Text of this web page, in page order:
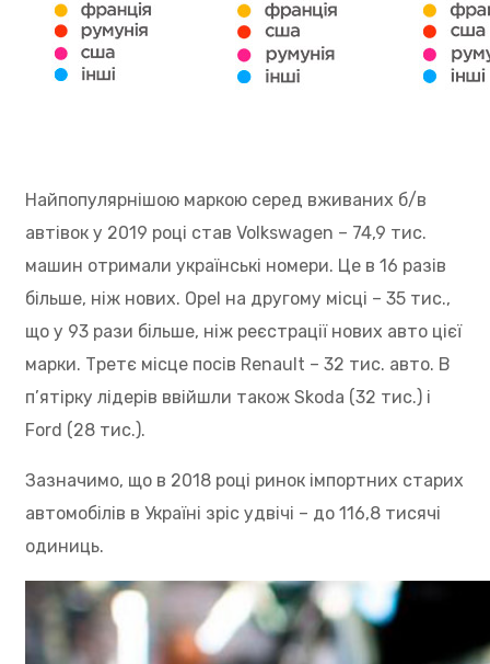
Найпопулярнішою маркою серед вживаних б/в
автівок у 2019 році став Volkswagen – 74,9 тис.
машин отримали українські номери. Це в 16 разів
більше, ніж нових. Opel на другому місці – 35 тис.,
що у 93 рази більше, ніж реєстрації нових авто цієї
марки. Третє місце посів Renault – 32 тис. авто. В
п’ятірку лідерів ввійшли також Skoda (32 тис.) і
Ford (28 тис.).
Зазначимо, що в 2018 році ринок імпортних старих
автомобілів в Україні зріс удвічі – до 116,8 тисячі
одиниць.